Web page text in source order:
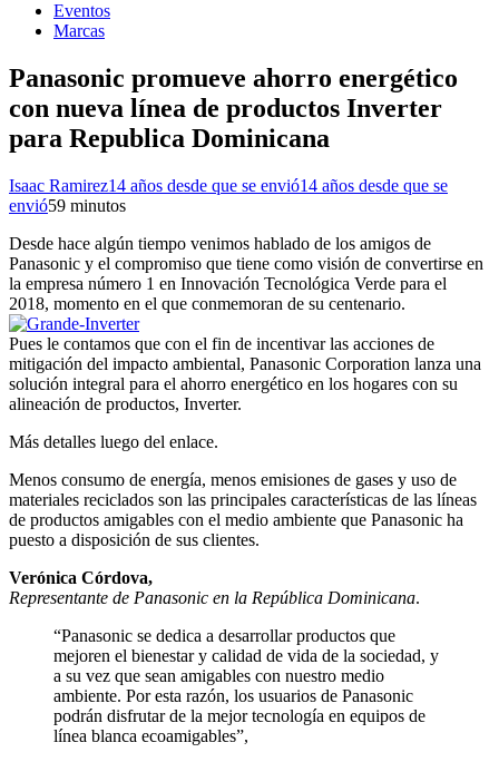
Eventos
Marcas
Panasonic promueve ahorro energético
con nueva línea de productos Inverter
para Republica Dominicana
Isaac Ramirez14 años desde que se envió14 años desde que se
envió59 minutos
Desde hace algún tiempo venimos hablado de los amigos de
Panasonic y el compromiso que tiene como visión de convertirse en
la empresa número 1 en Innovación Tecnológica Verde para el
2018, momento en el que conmemoran de su centenario.
Pues le contamos que con el fin de incentivar las acciones de
mitigación del impacto ambiental, Panasonic Corporation lanza una
solución integral para el ahorro energético en los hogares con su
alineación de productos, Inverter.
Más detalles luego del enlace.
Menos consumo de energía, menos emisiones de gases y uso de
materiales reciclados son las principales características de las líneas
de productos amigables con el medio ambiente que Panasonic ha
puesto a disposición de sus clientes.
Verónica Córdova,
Representante de Panasonic en la República Dominicana.
“Panasonic se dedica a desarrollar productos que
mejoren el bienestar y calidad de vida de la sociedad, y
a su vez que sean amigables con nuestro medio
ambiente. Por esta razón, los usuarios de Panasonic
podrán disfrutar de la mejor tecnología en equipos de
línea blanca ecoamigables”,